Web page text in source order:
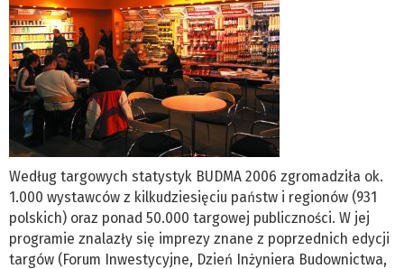
Według targowych statystyk BUDMA 2006 zgromadziła ok.
1.000 wystawców z kilkudziesięciu państw i regionów (931
polskich) oraz ponad 50.000 targowej publiczności. W jej
programie znalazły się imprezy znane z poprzednich edycji
targów (Forum Inwestycyjne, Dzień Inżyniera Budownictwa,